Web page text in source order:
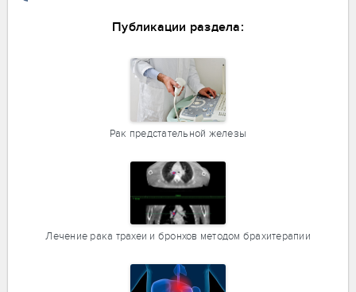
Публикации раздела:
Рак предстательной железы
Лечение рака трахеи и бронхов методом брахитерапии